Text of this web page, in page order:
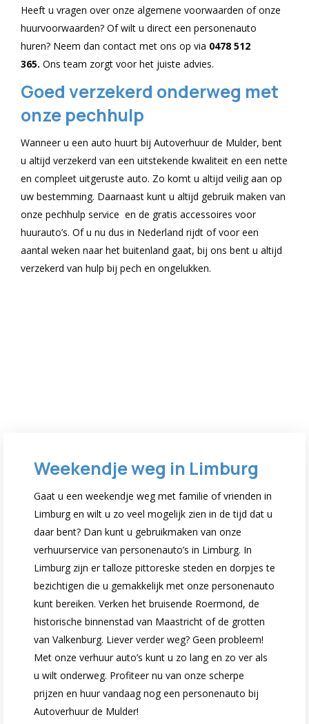
Heeft u vragen over onze algemene voorwaarden of onze
huurvoorwaarden? Of wilt u direct een personenauto
huren? Neem dan contact met ons op via 0478 512
365. Ons team zorgt voor het juiste advies.
Goed verzekerd onderweg met
onze pechhulp
Wanneer u een auto huurt bij Autoverhuur de Mulder, bent
u altijd verzekerd van een uitstekende kwaliteit en een nette
en compleet uitgeruste auto. Zo komt u altijd veilig aan op
uw bestemming. Daarnaast kunt u altijd gebruik maken van
onze pechhulp service en de gratis accessoires voor
huurauto’s. Of u nu dus in Nederland rijdt of voor een
aantal weken naar het buitenland gaat, bij ons bent u altijd
verzekerd van hulp bij pech en ongelukken.
Weekendje weg in Limburg
Gaat u een weekendje weg met familie of vrienden in
Limburg en wilt u zo veel mogelijk zien in de tijd dat u
daar bent? Dan kunt u gebruikmaken van onze
verhuurservice van personenauto’s in Limburg. In
Limburg zijn er talloze pittoreske steden en dorpjes te
bezichtigen die u gemakkelijk met onze personenauto
kunt bereiken. Verken het bruisende Roermond, de
historische binnenstad van Maastricht of de grotten
van Valkenburg. Liever verder weg? Geen probleem!
Met onze verhuur auto’s kunt u zo lang en zo ver als
u wilt onderweg. Profiteer nu van onze scherpe
prijzen en huur vandaag nog een personenauto bij
Autoverhuur de Mulder!